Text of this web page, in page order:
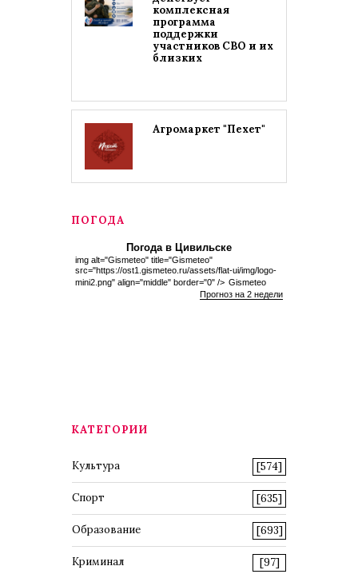
комплексная
программа
поддержки
участников СВО и их
близких
Агромаркет "Пехет"
ПОГОДА
Погода в Цивильске
img alt="Gismeteo" title="Gismeteo"
src="https://ost1.gismeteo.ru/assets/flat-ui/img/logo-
mini2.png" align="middle" border="0" /> Gismeteo
Прогноз на 2 недели
КАТЕГОРИИ
Культура [574]
Спорт [635]
Образование [693]
Криминал [97]